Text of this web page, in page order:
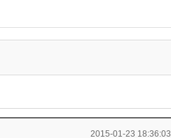
2015-01-23 18:36:03